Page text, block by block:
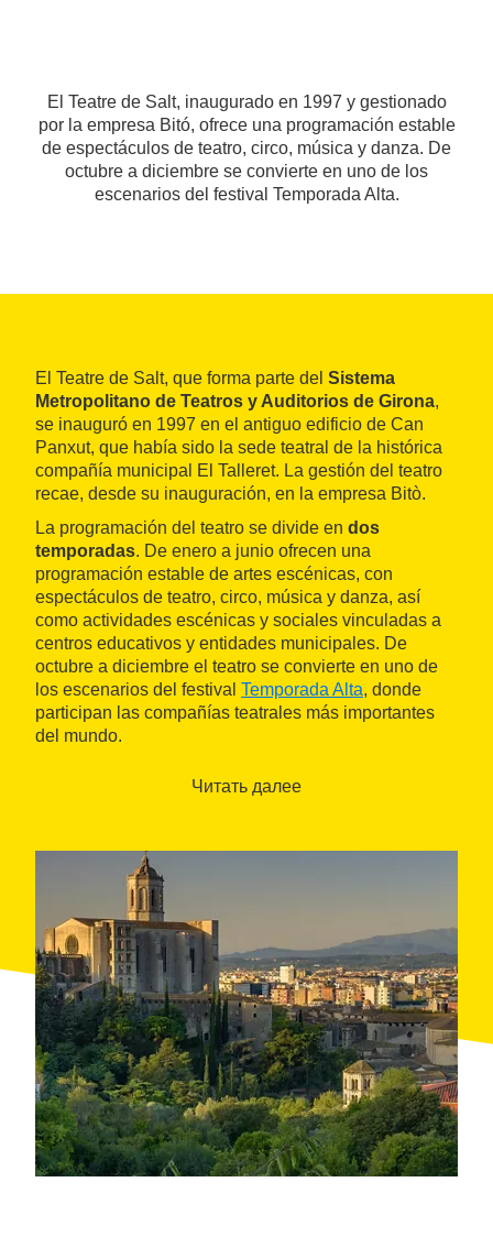
El Teatre de Salt, inaugurado en 1997 y gestionado
por la empresa Bitó, ofrece una programación estable
de espectáculos de teatro, circo, música y danza. De
octubre a diciembre se convierte en uno de los
escenarios del festival Temporada Alta.
El Teatre de Salt, que forma parte del Sistema
Metropolitano de Teatros y Auditorios de Girona,
se inauguró en 1997 en el antiguo edificio de Can
Panxut, que había sido la sede teatral de la histórica
compañía municipal El Talleret. La gestión del teatro
recae, desde su inauguración, en la empresa Bitò.
La programación del teatro se divide en dos
temporadas. De enero a junio ofrecen una
programación estable de artes escénicas, con
espectáculos de teatro, circo, música y danza, así
como actividades escénicas y sociales vinculadas a
centros educativos y entidades municipales. De
octubre a diciembre el teatro se convierte en uno de
los escenarios del festival Temporada Alta, donde
participan las compañías teatrales más importantes
del mundo.
Читать далее